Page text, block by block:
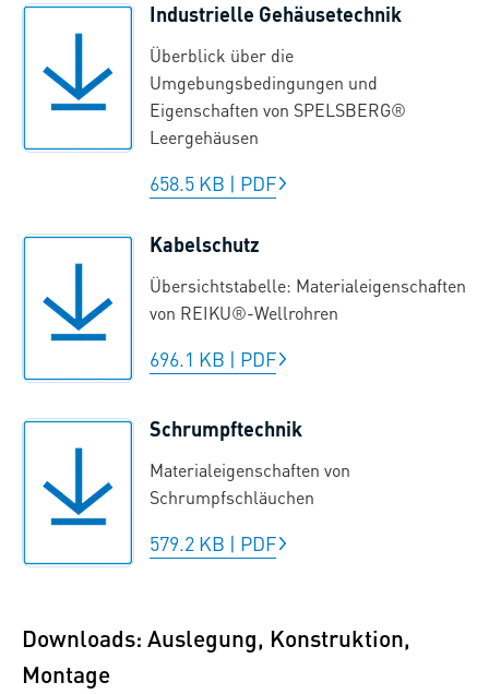
Industrielle Gehäusetechnik
Überblick über die
Umgebungsbedingungen und
Eigenschaften von SPELSBERG®
Leergehäusen
658.5 KB | PDF
Kabelschutz
Übersichtstabelle: Materialeigenschaften
von REIKU®-Wellrohren
696.1 KB | PDF
Schrumpftechnik
Materialeigenschaften von
Schrumpfschläuchen
579.2 KB | PDF
Downloads: Auslegung, Konstruktion,
Montage